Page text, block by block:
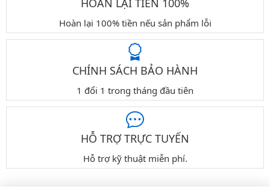
HOÀN LẠI TIỀN 100%
Hoàn lại 100% tiền nếu sản phẩm lỗi
CHÍNH SÁCH BẢO HÀNH
1 đổi 1 trong tháng đầu tiên
HỖ TRỢ TRỰC TUYẾN
Hỗ trợ kỹ thuật miễn phí.